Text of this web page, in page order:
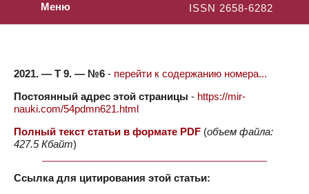
ISSN 2658-6282
Меню
2021. — Т 9. — №6 - перейти к содержанию номера...
Постоянный адрес этой страницы - https://mir-
nauki.com/54pdmn621.html
Полный текст статьи в формате PDF (объем файла:
427.5 Кбайт)
Ссылка для цитирования этой статьи: